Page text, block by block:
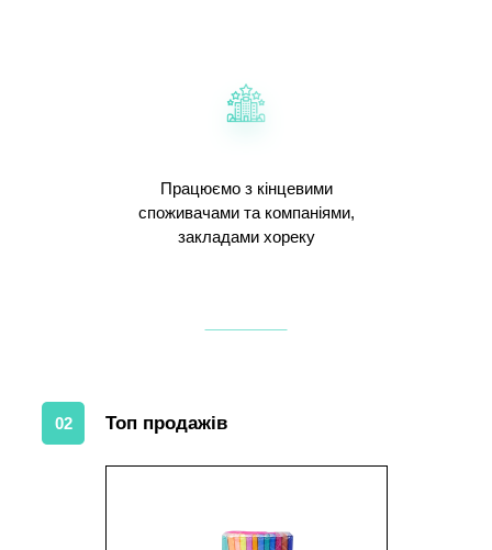
Працюємо з кінцевими
споживачами та компаніями,
закладами хореку
02 Топ продажів